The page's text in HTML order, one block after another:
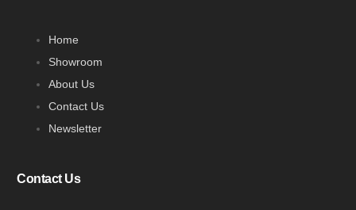
Home
Showroom
About Us
Contact Us
Newsletter
Contact Us